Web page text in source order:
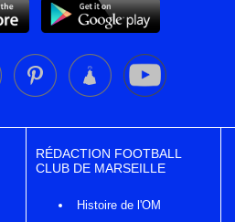
RÉDACTION FOOTBALL
CLUB DE MARSEILLE
Histoire de l'OM